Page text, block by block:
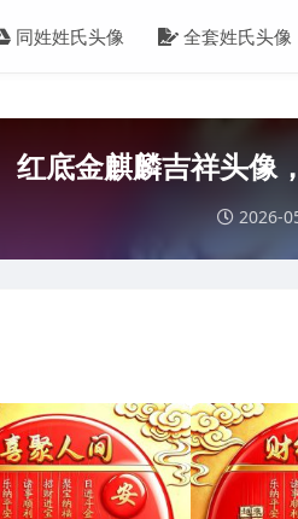
同姓姓氏头像 全套姓氏头像
红底金麒麟吉祥头像
2026-